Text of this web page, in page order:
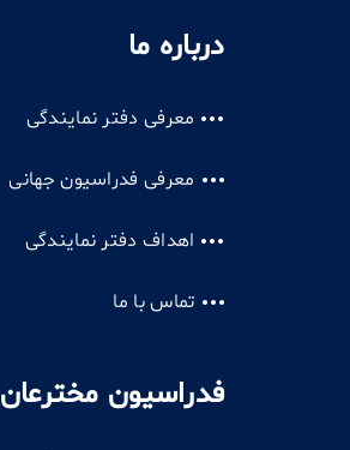
درباره ما
معرفی دفتر نمایندگی
معرفی فدراسیون جهانی
اهداف دفتر نمایندگی
تماس با ما
فدراسیون مخترعان